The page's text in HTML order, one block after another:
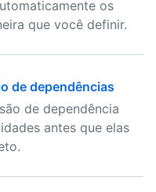
os
que você definir.
de dependências
de dependência
antes que elas